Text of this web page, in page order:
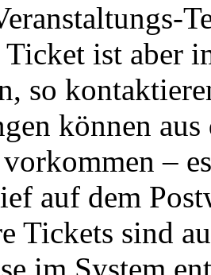
ist aber
so
können
–
auf dem
Tickets sind